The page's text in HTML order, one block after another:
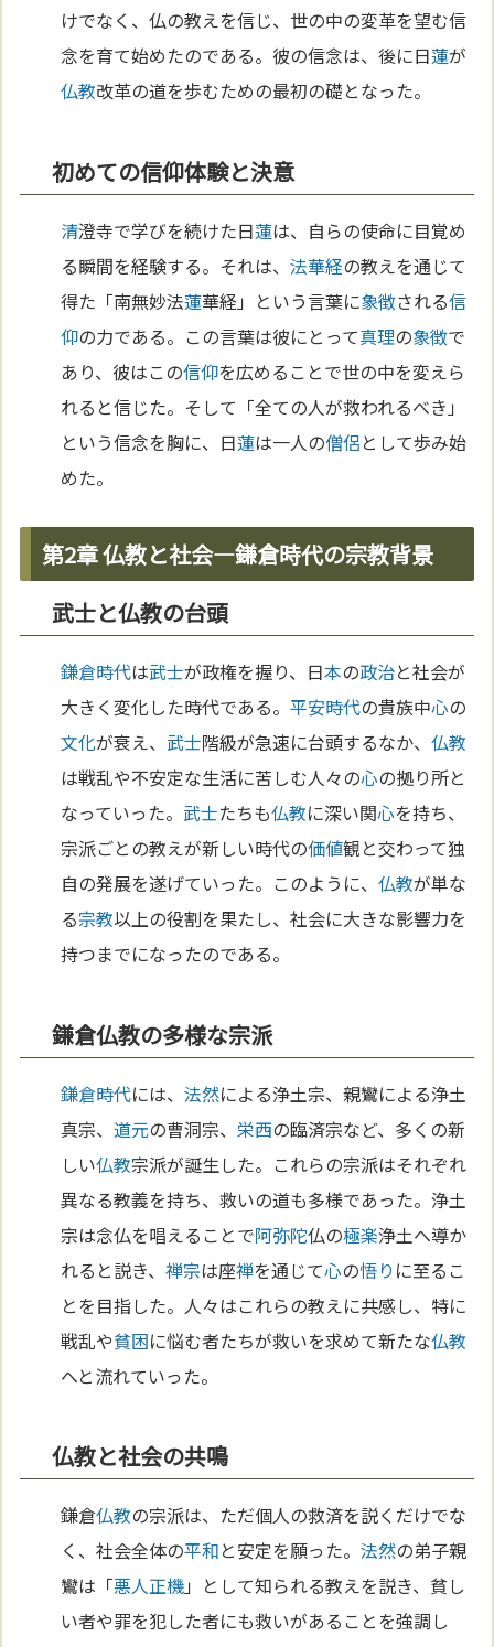
けでなく、仏の教えを信じ、世の中の変革を望む信
念を育て始めたのである。彼の信念は、後に日蓮が
仏教改革の道を歩むための最初の礎となった。
初めての信仰体験と決意
清澄寺で学びを続けた日蓮は、自らの使命に目覚め
る瞬間を経験する。それは、法華経の教えを通じて
得た「南無妙法蓮華経」という言葉に象徴される信
仰の力である。この言葉は彼にとって真理の象徴で
あり、彼はこの信仰を広めることで世の中を変えら
れると信じた。そして「全ての人が救われるべき」
という信念を胸に、日蓮は一人の僧侶として歩み始
めた。
第2章 仏教と社会—鎌倉時代の宗教背景
武士と仏教の台頭
鎌倉時代は武士が政権を握り、日本の政治と社会が
大きく変化した時代である。平安時代の貴族中心の
文化が衰え、 武士階級が急速に台頭するなか、仏教
は戦乱や不安定な生活に苦しむ人々の心の拠り所と
なっていった。 武士たちも仏教に深い関心を持ち、
宗派ごとの教えが新しい時代の価値観と交わって独
自の発展を遂げていった。このように、仏教が単な
る宗教以上の役割を果たし、社会に大きな影響力を
持つまでになったのである。
鎌倉仏教の多様な宗派
鎌倉時代には、法然による浄土宗、親鸞による浄土
真宗、道元の曹洞宗、 栄西の臨済宗など、多くの新
しい仏教宗派が誕生した。これらの宗派はそれぞれ
異なる教義を持ち、救いの道も多様であった。浄土
宗は念仏を唱えることで阿弥陀仏の極楽浄土へ導か
れると説き、禅宗は座禅を通じて心の悟り に至るこ
とを目指した。人々はこれらの教えに共感し、特に
戦乱や貧困に悩む者たちが救いを求めて新たな仏教
へと流れていった。
仏教と社会の共鳴
鎌倉仏教の宗派は、ただ個人の救済を説くだけでな
く、社会全体の平和と安定を願った。法然の弟子親
鸞は「悪人正機」として知られる教えを説き、貧し
い者や罪を犯した者にも救いがあることを強調し